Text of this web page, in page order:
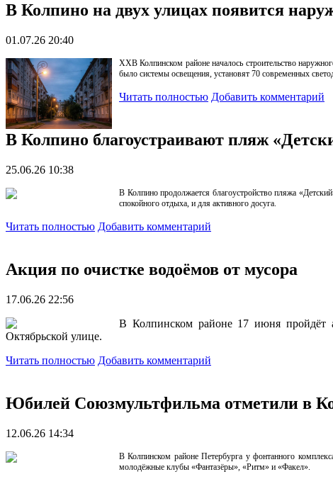
В Колпино на двух улицах появится
01.07.26 20:40
XXВ Колпинском районе началось строительство
было системы освещения, установят 70 современных
Читать полностью Добавить комментарий
В Колпино благоустраивают пляж
25.06.26 10:38
В Колпино продолжается благоустройство пляжа
спокойного отдыха, и для активного досуга.
Читать полностью Добавить комментарий
Акция по очистке водоёмов от мусора
17.06.26 22:56
В Колпинском районе 17 июня пройдёт
Октябрьской улице.
Читать полностью Добавить комментарий
Юбилей Союзмультфильма отметили в
12.06.26 14:34
В Колпинском районе Петербурга у фонтанного
молодёжные клубы «Фантазёры», «Ритм» и «Факел».